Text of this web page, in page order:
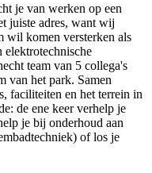
je van werken op een
juiste adres, want wij
wil komen versterken als
elektrotechnische
team van 5 collega's
van het park. Samen
faciliteiten en het terrein in
de ene keer verhelp je
je bij onderhoud aan
of los je